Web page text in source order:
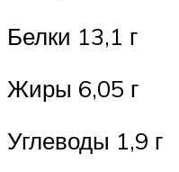
Белки 13,1 г
Жиры 6,05 г
Углеводы 1,9 г